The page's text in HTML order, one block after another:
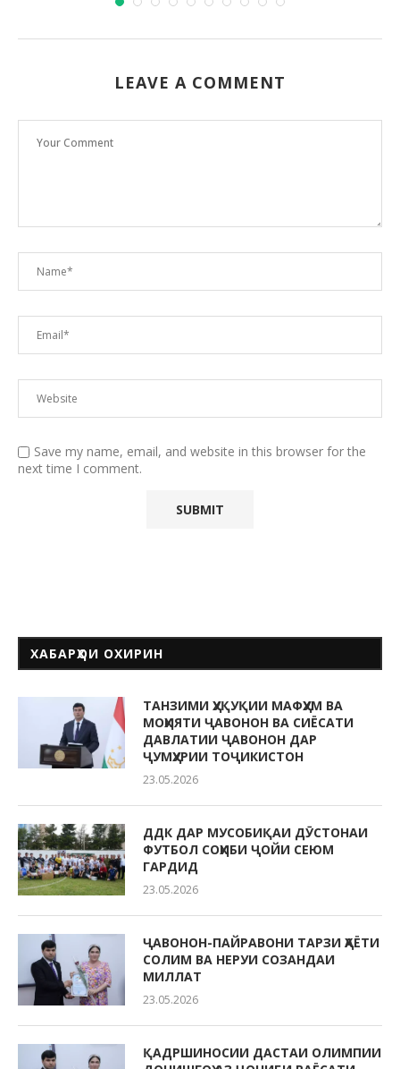
LEAVE A COMMENT
Save my name, email, and website in this browser for the
next time I comment.
ХАБАРҲОИ ОХИРИН
ТАНЗИМИ ҲУҚУҚИИ МАФҲУМ ВА
МОҲИЯТИ ҶАВОНОН ВА СИЁСАТИ
ДАВЛАТИИ ҶАВОНОН ДАР
ҶУМҲУРИИ ТОҶИКИСТОН
23.05.2026
ДДК ДАР МУСОБИҚАИ ДӮСТОНАИ
ФУТБОЛ СОҲИБИ ҶОЙИ СЕЮМ
ГАРДИД
23.05.2026
ҶАВОНОН-ПАЙРАВОНИ ТАРЗИ ҲАЁТИ
СОЛИМ ВА НЕРУИ СОЗАНДАИ
МИЛЛАТ
23.05.2026
ҚАДРШИНОСИИ ДАСТАИ ОЛИМПИИ